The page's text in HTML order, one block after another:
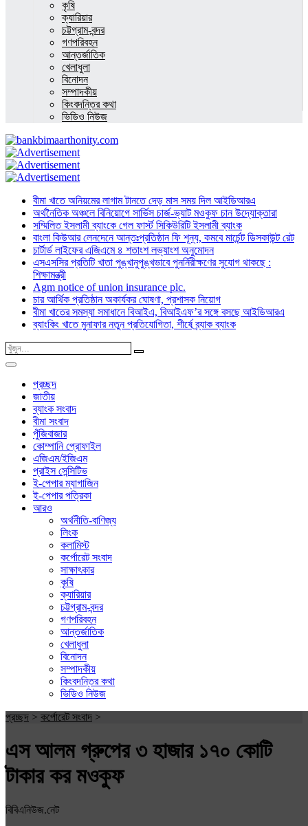
কৃষি
ক্যারিয়ার
চট্টগ্রাম-বন্দর
গণপরিবহন
আন্তর্জাতিক
খেলাধুলা
বিনোদন
সম্পাদকীয়
কিংবদন্তির কথা
ভিডিও নিউজ
বীমা খাতে অনিয়মের লাগাম টানতে দেড় মাস সময় দিল আইডিআরএ
অর্থনৈতিক অঞ্চলে বিনিয়োগে সার্ভিস চার্জ-ভ্যাট মওকুফ চান উদ্যোক্তারা
সম্মিলিত ইসলামী ব্যাংকে গেল ফার্স্ট সিকিউরিটি ইসলামী ব্যাংক
বাংলা কিউআর লেনদেনে আন্তঃপ্রতিষ্ঠান ফি শূন্য, কমবে মার্চেন্ট ডিসকাউন্ট রেট
চার্টার্ড লাইফের এজিএমে ৪ শতাংশ লভ্যাংশ অনুমোদন
এসএসসির প্রতিটি খাতা পুঙ্খানুপুঙ্খভাবে পুনর্নিরীক্ষণের সুযোগ থাকছে :
শিক্ষামন্ত্রী
Agm notice of union insurance plc.
চার আর্থিক প্রতিষ্ঠান অকার্যকর ঘোষণা, প্রশাসক নিয়োগ
বীমা খাতের সমস্যা সমাধানে বিআইএ, বিআইএফ’র সঙ্গে বসছে আইডিআরএ
ব্যাংকিং খাতে মুনাফার নতুন প্রতিযোগিতা, শীর্ষে ব্র্যাক ব্যাংক
প্রচ্ছদ
জাতীয়
ব্যাংক সংবাদ
বীমা সংবাদ
পুঁজিবাজার
কোম্পানি প্রোফাইল
এজিএম/ইজিএম
প্রাইস সেন্সিটিভ
ই-পেপার ম্যাগাজিন
ই-পেপার পত্রিকা
আরও
অর্থনীতি-বাণিজ্য
লিংক
কলামিস্ট
কর্পোরেট সংবাদ
সাক্ষাৎকার
কৃষি
ক্যারিয়ার
চট্টগ্রাম-বন্দর
গণপরিবহন
আন্তর্জাতিক
খেলাধুলা
বিনোদন
সম্পাদকীয়
কিংবদন্তির কথা
ভিডিও নিউজ
প্রচ্ছদ > কর্পোরেট সংবাদ >
এস আলম গ্রুপের ৩ হাজার ১৭০ কোটি
টাকার কর মওকুফ
বিবিএনিউজ.নেট